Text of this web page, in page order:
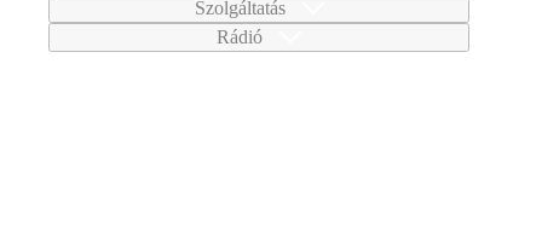
Szolgáltatás
Rádió